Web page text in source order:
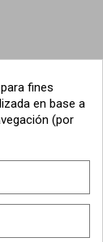
fines
en base a
(por